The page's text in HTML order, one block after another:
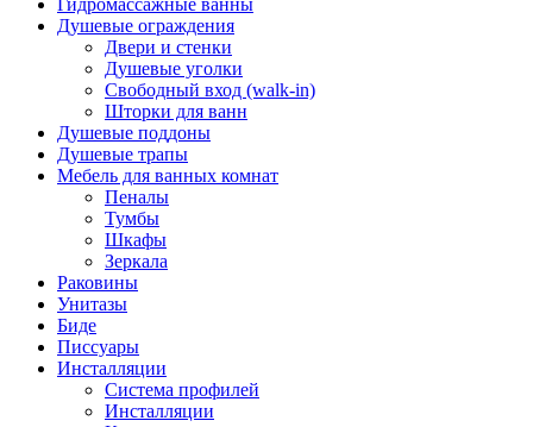
Гидромассажные ванны
Душевые ограждения
Двери и стенки
Душевые уголки
Свободный вход (walk-in)
Шторки для ванн
Душевые поддоны
Душевые трапы
Мебель для ванных комнат
Пеналы
Тумбы
Шкафы
Зеркала
Раковины
Унитазы
Биде
Писсуары
Инсталляции
Система профилей
Инсталляции